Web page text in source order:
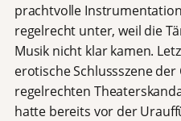
prachtvolle
regelrecht unter, weil die
Musik nicht klar kamen.
erotische Schlussszene
regelrechten
hatte bereits vor der